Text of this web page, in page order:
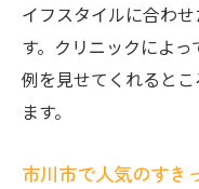
イフスタイルに合わ
す。クリニックによ
例を見せてくれると
ます。
市川市で人気のすき